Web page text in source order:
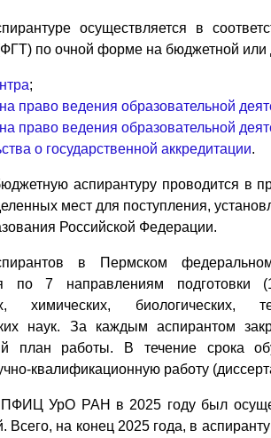
осуществляется в
по очной форме на бюджетной или
;
право ведения образовательной
право ведения образовательной
о государственной аккредитации.
аспирантуру проводится в
мест для поступления,
Российской Федерации.
в Пермском
по 7 направлениям подготовки
химических, биологических,
наук. За каждым аспирантом
план работы. В течение срока
квалификационную работу
ПФИЦ УрО РАН в 2025 году был
Всего, на конец 2025 года, в